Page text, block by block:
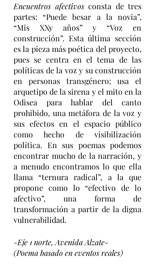
Encuentros afectivos consta de tres
partes: “Puede besar a la novia”,
“Mis XXy años” y “Voz en
construcción”. Esta última sección
es la pieza más poética del proyecto,
pues se centra en el tema de las
políticas de la voz y su construcción
en personas transgénero; usa el
arquetipo de la sirena y el mito en la
Odisea para hablar del canto
prohibido, una metáfora de la voz y
sus efectos en el espacio público
como hecho de visibilización
política. En sus poemas podemos
encontrar mucho de la narración, y
a menudo encontramos lo que ella
llama “ternura radical”, a la que
propone como lo “efectivo de lo
afectivo”, una forma de
transformación a partir de la digna
vulnerabilidad.
-Eje 1 norte, Avenida Alzate-
(Poema basado en eventos reales)